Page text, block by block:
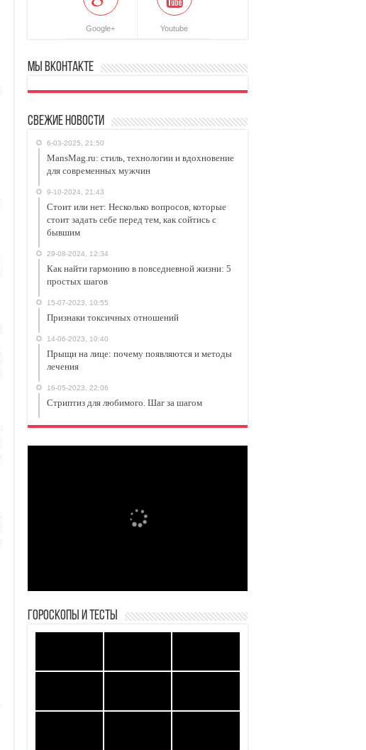
Google+ Youtube
Мы ВКонтакте
Свежие новости
6-03-2025, 21:50
MansMag.ru: стиль, технологии и вдохновение
для современных мужчин
9-10-2024, 21:43
Стоит или нет: Несколько вопросов, которые
стоит задать себе перед тем, как сойтись с
бывшим
29-08-2024, 12:34
Как найти гармонию в повседневной жизни: 5
простых шагов
15-07-2023, 10:55
Признаки токсичных отношений
14-06-2023, 10:40
Прыщи на лице: почему появляются и методы
лечения
16-05-2023, 22:06
Стриптиз для любимого. Шаг за шагом
Гороскопы и Тесты